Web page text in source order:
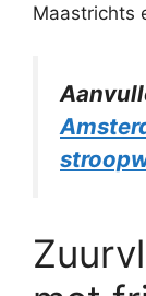
Maastrichts